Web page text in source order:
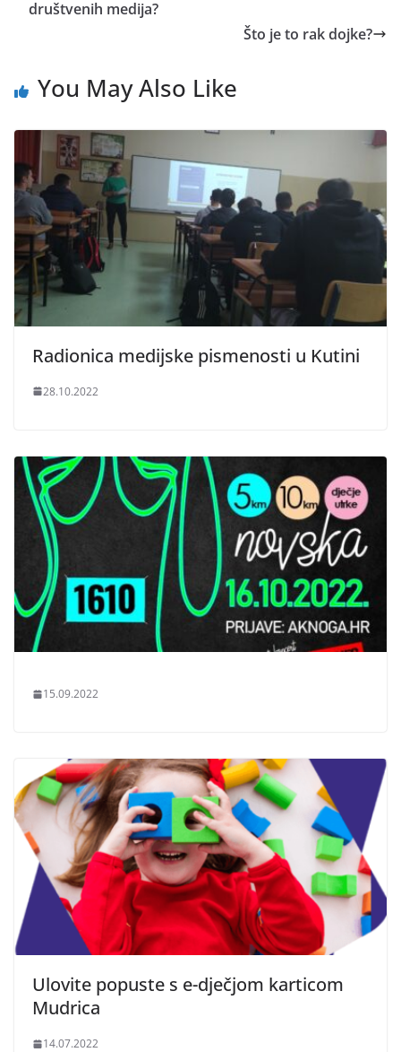
društvenih medija?
Što je to rak dojke?
You May Also Like
Radionica medijske pismenosti u Kutini
28.10.2022
15.09.2022
Ulovite popuste s e-dječjom karticom
Mudrica
14.07.2022